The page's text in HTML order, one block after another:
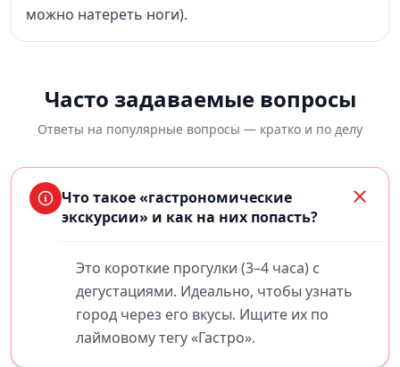
можно натереть ноги).
Часто задаваемые вопросы
Ответы на популярные вопросы — кратко и по делу
Что такое «гастрономические
экскурсии» и как на них попасть?
Это короткие прогулки (3–4 часа) с
дегустациями. Идеально, чтобы узнать
город через его вкусы. Ищите их по
лаймовому тегу «Гастро».